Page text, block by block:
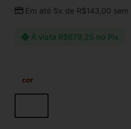
Em até 5x de R$143,00 sem
À vista R$679,25 no Pix
cor